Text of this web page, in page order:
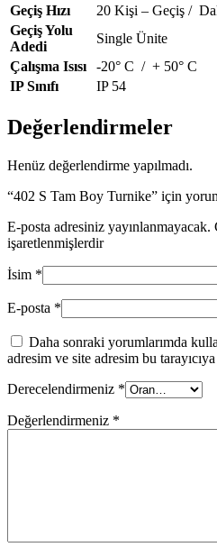
Geçiş Hızı
20 Kişi – Geçiş /
Geçiş Yolu
Adedi
Single Ünite
Çalışma Isısı
-20° C / + 50° C
IP Sınıfı
IP 54
Değerlendirmeler
Henüz değerlendirme yapılmadı.
“402 S Tam Boy Turnike” için
E-posta adresiniz yayınlanmayacak.
işaretlenmişlerdir
İsim *
E-posta *
Daha sonraki yorumlarımda
adresim ve site adresim bu
Derecelendirmeniz *
Değerlendirmeniz *